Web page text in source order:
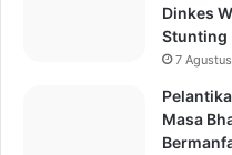
Dinkes
Stunting
7
Masa